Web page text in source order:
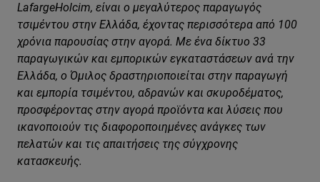
LafargeHolcim, είναι ο μεγαλύτερος παραγωγός
τσιμέντου στην Ελλάδα, έχοντας περισσότερα από 100
χρόνια παρουσίας στην αγορά. Με ένα δίκτυο 33
παραγωγικών και εμπορικών εγκαταστάσεων ανά την
Ελλάδα, ο Όμιλος δραστηριοποιείται στην παραγωγή
και εμπορία τσιμέντου, αδρανών και σκυροδέματος,
προσφέροντας στην αγορά προϊόντα και λύσεις που
ικανοποιούν τις διαφοροποιημένες ανάγκες των
πελατών και τις απαιτήσεις της σύγχρονης
κατασκευής.